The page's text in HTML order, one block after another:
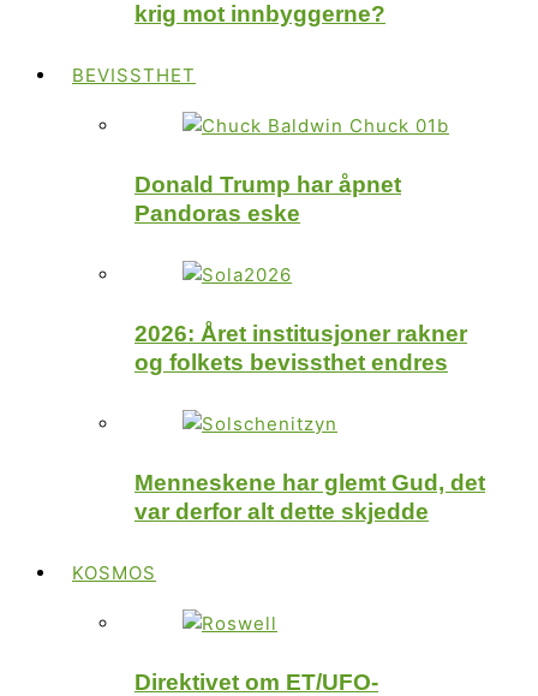
krig mot innbyggerne?
BEVISSTHET
Donald Trump har åpnet
Pandoras eske
2026: Året institusjoner rakner
og folkets bevissthet endres
Menneskene har glemt Gud, det
var derfor alt dette skjedde
KOSMOS
Direktivet om ET/UFO-